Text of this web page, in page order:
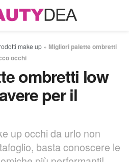
make up » Migliori palette ombretti
occhi
ombretti low
per il
up occhi da urlo non
basta conoscere le